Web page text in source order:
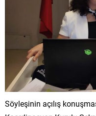
Söyleşinin açılış